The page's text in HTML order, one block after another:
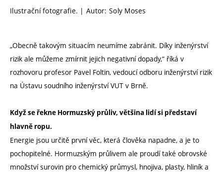
Ilustrační fotografie. | Autor: Soly Moses
„Obecně takovým situacím neumíme zabránit. Díky inženýrství
rizik ale můžeme zmírnit jejich negativní dopady,“ říká v
rozhovoru profesor Pavel Foltin, vedoucí odboru inženýrství rizik
na Ústavu soudního inženýrství VUT v Brně.
Když se řekne Hormuzský průliv, většina lidí si představí
hlavně ropu.
Energie jsou určitě první věc, která člověka napadne, a je to
pochopitelné. Hormuzským průlivem ale proudí také obrovské
množství surovin pro chemický průmysl, hnojiva, plasty, hliník a